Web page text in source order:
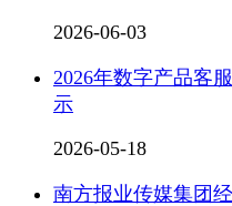
2026-06-03
2026年数字产品客
示
2026-05-18
南方报业传媒集团